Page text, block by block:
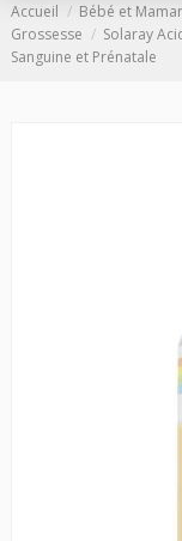
Accueil Bébé et
Grossesse
Solaray
Sanguine et Prénatale